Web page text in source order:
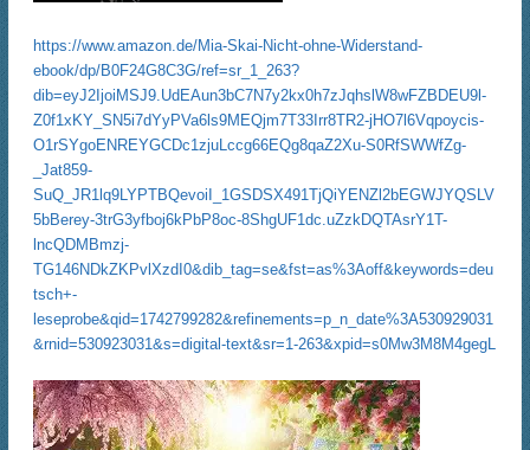
https://www.amazon.de/Mia-Skai-Nicht-ohne-Widerstand-
ebook/dp/B0F24G8C3G/ref=sr_1_263?
dib=eyJ2IjoiMSJ9.UdEAun3bC7N7y2kx0h7zJqhslW8wFZBDEU9l-
Z0f1xKY_SN5i7dYyPVa6ls9MEQjm7T33Irr8TR2-jHO7l6Vqpoycis-
O1rSYgoENREYGCDc1zjuLccg66EQg8qaZ2Xu-S0RfSWWfZg-
_Jat859-
SuQ_JR1lq9LYPTBQevoiI_1GSDSX491TjQiYENZl2bEGWJYQSLV
5bBerey-3trG3yfboj6kPbP8oc-8ShgUF1dc.uZzkDQTAsrY1T-
lncQDMBmzj-
TG146NDkZKPvlXzdI0&dib_tag=se&fst=as%3Aoff&keywords=deu
tsch+-
leseprobe&qid=1742799282&refinements=p_n_date%3A530929031
&rnid=530923031&s=digital-text&sr=1-263&xpid=s0Mw3M8M4gegL